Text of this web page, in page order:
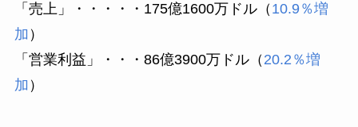
「売上」・・・・・175億1600万ドル（ 10.9％増
加 ）
「営業利益」・・・86億3900万ドル（ 20.2％増
加 ）